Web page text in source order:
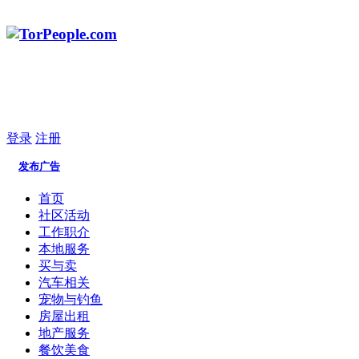
登录 注册
发布广告
首页
社区活动
工作职介
本地服务
买与卖
汽车相关
宠物与钓鱼
房屋出租
地产服务
餐饮美食